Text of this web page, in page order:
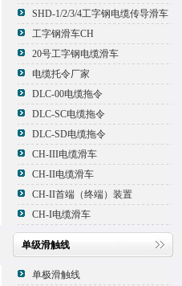
SHD-1/2/3/4工字钢电缆传导滑车
工字钢滑车CH
20号工字钢电缆滑车
电缆托令厂家
DLC-00电缆拖令
DLC-SC电缆拖令
DLC-SD电缆拖令
CH-III电缆滑车
CH-II电缆滑车
CH-II首端（终端）装置
CH-I电缆滑车
单级滑触线
单极滑触线